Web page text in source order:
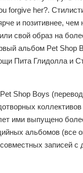
forgive her?.
и позитивнее, чем
свой образ на
альбом Pet Shop
Пита Глидолла и
Shop Boys
коллективов
ими выпущено
альбомов (все
записей с